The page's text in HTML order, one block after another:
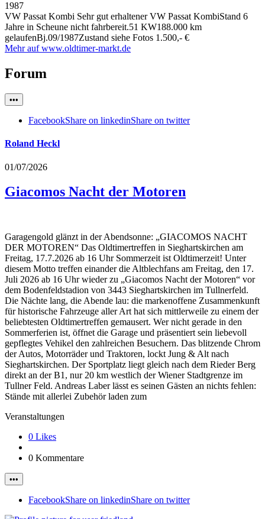
1987
VW Passat Kombi Sehr gut erhaltener VW Passat KombiStand 6
Jahre in Scheune nicht fahrbereit.51 KW188.000 km
gelaufenBj.09/1987Zustand siehe Fotos 1.500,- €
Mehr auf www.oldtimer-markt.de
Forum
•••
FacebookShare on linkedinShare on twitter
Roland Heckl
01/07/2026
Giacomos Nacht der Motoren
Garagengold glänzt in der Abendsonne: „GIACOMOS NACHT
DER MOTOREN“ Das Oldtimertreffen in Sieghartskirchen am
Freitag, 17.7.2026 ab 16 Uhr Sommerzeit ist Oldtimerzeit! Unter
diesem Motto treffen einander die Altblechfans am Freitag, den 17.
Juli 2026 ab 16 Uhr wieder zu „Giacomos Nacht der Motoren“ vor
dem Bodenfeldstadion von 3443 Sieghartskirchen im Tullnerfeld.
Die Nächte lang, die Abende lau: die markenoffene Zusammenkunft
für historische Fahrzeuge aller Art hat sich mittlerweile zu einem der
beliebtesten Oldtimertreffen gemausert. Wer nicht gerade in den
Sommerferien ist, öffnet die Garage und präsentiert sein liebevoll
gepflegtes Vehikel den zahlreichen Besuchern. Das blitzende Chrom
der Autos, Motorräder und Traktoren, lockt Jung & Alt nach
Sieghartskirchen. Der Sportplatz liegt gleich nach dem Rieder Berg
direkt an der B1, nur 20 km westlich der Wiener Stadtgrenze im
Tullner Feld. Andreas Laber lässt es seinen Gästen an nichts fehlen:
Stände mit allerlei Zubehör laden zum
Veranstaltungen
0 Likes
0 Kommentare
•••
FacebookShare on linkedinShare on twitter